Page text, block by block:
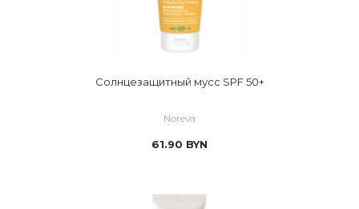
Солнцезащитный мусс SPF 50+
Noreva
61.90 BYN